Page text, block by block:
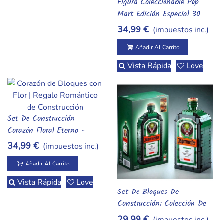
Añadir Al Carrito
Mart Edición Especial 30
Cm – Art Toy De Diseño
Premium
34,99 € (impuestos inc.)
Añadir Al Carrito
Vista Rápida Love
Añadir Al Carrito
Set De Construcción
Corazón Floral Eterno –
Bloques De Construcción
Con Soporte Y Flor
Integrada – Rompecabezas
3D Decorativo
34,99 € (impuestos inc.)
Añadir Al Carrito
Vista Rápida Love
Añadir Al Carrito
Set De Bloques De
Construcción: Colección De
Botellas De Whisky